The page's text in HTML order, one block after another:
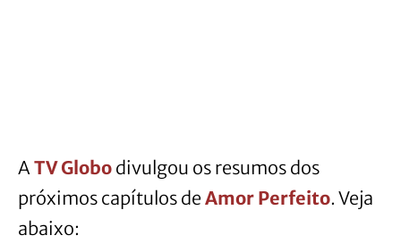
A TV Globo divulgou os resumos dos
próximos capítulos de Amor Perfeito. Veja
abaixo: